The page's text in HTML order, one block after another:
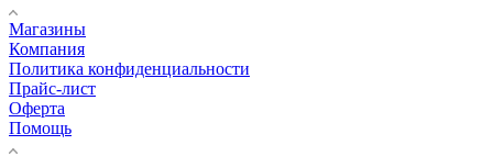
Магазины
Компания
Политика конфиденциальности
Прайс-лист
Оферта
Помощь